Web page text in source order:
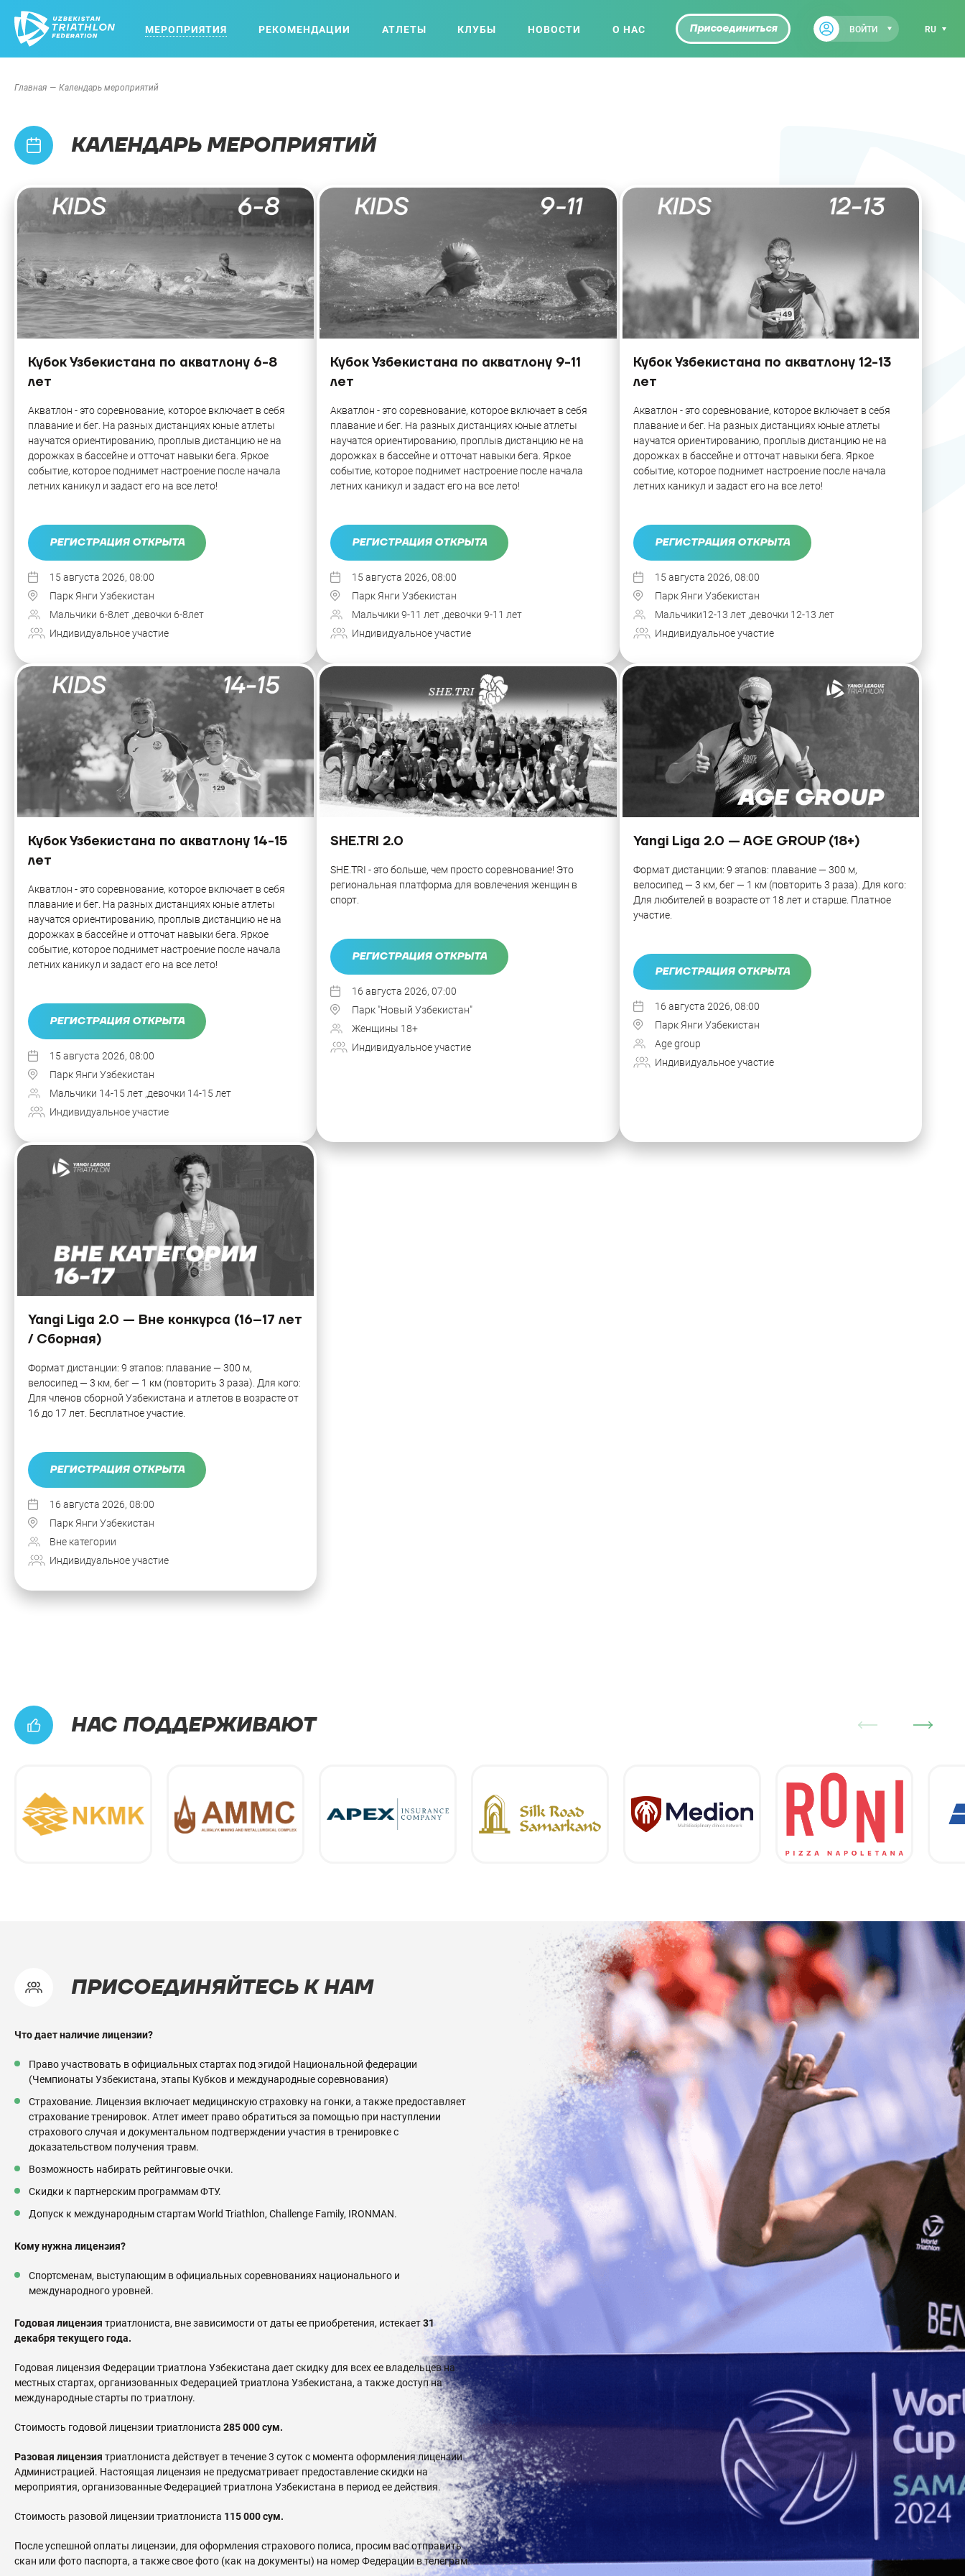
МЕРОПРИЯТИЯ РЕКОМЕНДАЦИИ АТЛЕТЫ КЛУБЫ НОВОСТИ О НАС Присоединиться ВОЙТИ RU
Главная Календарь мероприятий
КАЛЕНДАРЬ МЕРОПРИЯТИЙ
Кубок Узбекистана по акватлону 6-8
лет
Акватлон - это соревнование, которое включает в себя
плавание и бег. На разных дистанциях юные атлеты
научатся ориентированию, проплыв дистанцию не на
дорожках в бассейне и отточат навыки бега. Яркое
событие, которое поднимет настроение после начала
летних каникул и задаст его на все лето!
РЕГИСТРАЦИЯ ОТКРЫТА
15 августа 2026, 08:00
Парк Янги Узбекистан
Мальчики 6-8лет ,девочки 6-8лет
Индивидуальное участие
Кубок Узбекистана по акватлону 9-11
лет
Акватлон - это соревнование, которое включает в себя
плавание и бег. На разных дистанциях юные атлеты
научатся ориентированию, проплыв дистанцию не на
дорожках в бассейне и отточат навыки бега. Яркое
событие, которое поднимет настроение после начала
летних каникул и задаст его на все лето!
РЕГИСТРАЦИЯ ОТКРЫТА
15 августа 2026, 08:00
Парк Янги Узбекистан
Мальчики 9-11 лет ,девочки 9-11 лет
Индивидуальное участие
Кубок Узбекистана по акватлону 12-13
лет
Акватлон - это соревнование, которое включает в себя
плавание и бег. На разных дистанциях юные атлеты
научатся ориентированию, проплыв дистанцию не на
дорожках в бассейне и отточат навыки бега. Яркое
событие, которое поднимет настроение после начала
летних каникул и задаст его на все лето!
РЕГИСТРАЦИЯ ОТКРЫТА
15 августа 2026, 08:00
Парк Янги Узбекистан
Мальчики12-13 лет ,девочки 12-13 лет
Индивидуальное участие
Кубок Узбекистана по акватлону 14-15
лет
Акватлон - это соревнование, которое включает в себя
плавание и бег. На разных дистанциях юные атлеты
научатся ориентированию, проплыв дистанцию не на
дорожках в бассейне и отточат навыки бега. Яркое
событие, которое поднимет настроение после начала
летних каникул и задаст его на все лето!
РЕГИСТРАЦИЯ ОТКРЫТА
15 августа 2026, 08:00
Парк Янги Узбекистан
Мальчики 14-15 лет ,девочки 14-15 лет
Индивидуальное участие
SHE.TRI 2.0
SHE.TRI - это больше, чем просто соревнование! Это
региональная платформа для вовлечения женщин в
спорт.
РЕГИСТРАЦИЯ ОТКРЫТА
16 августа 2026, 07:00
Парк "Новый Узбекистан"
Женщины 18+
Индивидуальное участие
Yangi Liga 2.0 — AGE GROUP (18+)
Формат дистанции: 9 этапов: плавание — 300 м,
велосипед — 3 км, бег — 1 км (повторить 3 раза). Для кого:
Для любителей в возрасте от 18 лет и старше. Платное
участие.
РЕГИСТРАЦИЯ ОТКРЫТА
16 августа 2026, 08:00
Парк Янги Узбекистан
Age group
Индивидуальное участие
Yangi Liga 2.0 — Вне конкурса (16–17 лет
/ Сборная)
Формат дистанции: 9 этапов: плавание — 300 м,
велосипед — 3 км, бег — 1 км (повторить 3 раза). Для кого:
Для членов сборной Узбекистана и атлетов в возрасте от
16 до 17 лет. Бесплатное участие.
РЕГИСТРАЦИЯ ОТКРЫТА
16 августа 2026, 08:00
Парк Янги Узбекистан
Вне категории
Индивидуальное участие
НАС ПОДДЕРЖИВАЮТ
ПРИСОЕДИНЯЙТЕСЬ К НАМ
Что дает наличие лицензии?
Право участвовать в официальных стартах под эгидой Национальной федерации
(Чемпионаты Узбекистана, этапы Кубков и международные соревнования)
Страхование. Лицензия включает медицинскую страховку на гонки, а также предоставляет
страхование тренировок. Атлет имеет право обратиться за помощью при наступлении
страхового случая и документальном подтверждении участия в тренировке с
доказательством получения травм.
Возможность набирать рейтинговые очки.
Скидки к партнерским программам ФТУ.
Допуск к международным стартам World Triathlon, Challenge Family, IRONMAN.
Кому нужна лицензия?
Спортсменам, выступающим в официальных соревнованиях национального и
международного уровней.
Годовая лицензия триатлониста, вне зависимости от даты ее приобретения, истекает31
декабря текущего года.
Годовая лицензия Федерации триатлона Узбекистана дает скидку для всех ее владельцев на
местных стартах, организованных Федерацией триатлона Узбекистана, а также доступ на
международные старты по триатлону.
Стоимость годовой лицензии триатлониста 285 000 сум.
Разовая лицензия триатлониста действует в течение 3 суток с момента оформления лицензии
Администрацией. Настоящая лицензия не предусматривает предоставление скидки на
мероприятия, организованные Федерацией триатлона Узбекистана в период ее действия.
Стоимость разовой лицензии триатлониста 115 000 сум.
После успешной оплаты лицензии, для оформления страхового полиса, просим вас отправить
скан или фото паспорта, а также свое фото (как на документы) на номер Федерации втелеграм